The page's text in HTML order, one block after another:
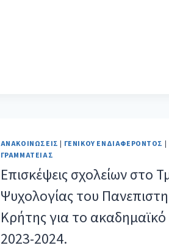
ΑΝΑΚΟΙΝΏΣΕΙΣ ΓΕΝΙΚΟΎ ΕΝΔΙΑΦΈΡΟΝΤΟΣ
ΓΡΑΜΜΑΤΕΊΑΣ
Επισκέψεις σχολείων στο
Ψυχολογίας του
Κρήτης για το ακαδημαϊκό
2023-2024.